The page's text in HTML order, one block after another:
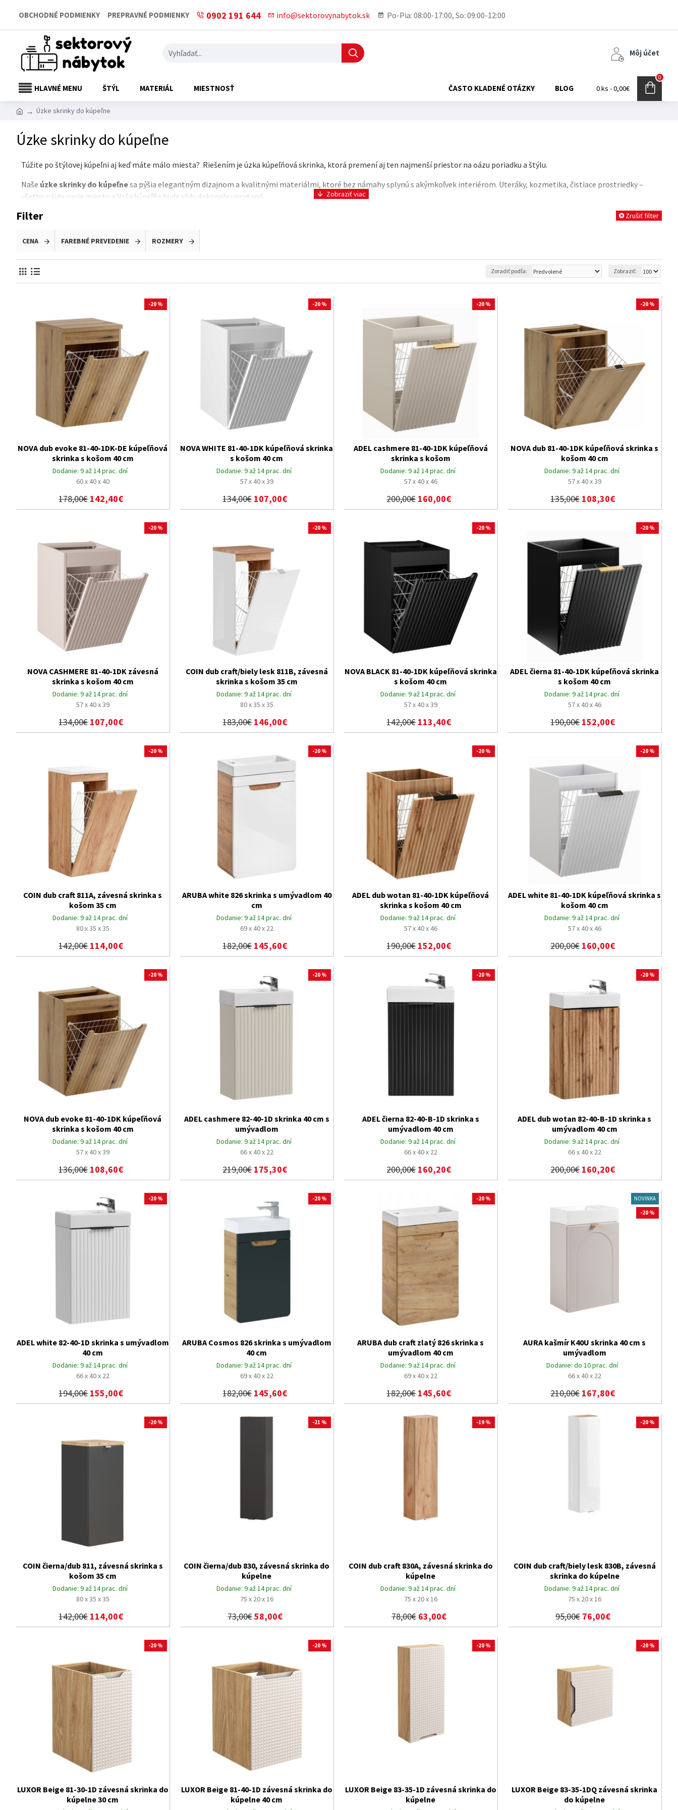
OBCHODNÉ PODMIENKY PREPRAVNÉ PODMIENKY 0902 191 644 info@sektorovynabytok.sk Po-Pia: 08:00-17:00, So: 09:00-12:00
Môj účet
HLAVNÉ MENU ŠTÝL MATERIÁL MIESTNOSŤ ČASTO KLADENÉ OTÁZKY BLOG 0 ks - 0,00€
0
Úzke skrinky do kúpeľne
Úzke skrinky do kúpeľne
Túžite po štýlovej kúpeľni aj keď máte málo miesta? Riešením je úzka kúpeľňová skrinka, ktorá premení aj ten najmenší priestor na oázu poriadku a štýlu.
Naše úzke skrinky do kúpeľnesa pýšia elegantným dizajnom a kvalitnými materiálmi, ktoré bez námahy splynú s akýmkoľvek interiérom. Uteráky, kozmetika, čistiace prostriedky –
všetko nájde svoje miesto a Vaša kúpeľňa bude vždy dokonale uprataná.
Pred kúpou si dôkladne zmerajte priestor, aby skrinka dokonale zapadla. Vyberte si materiál a dizajn, ktorý ladí s Vaším štýlom a existujúcim nábytkom. Premyslite si, čo všetko
potrebujete uskladniť a zvoľte skrinku s optimálnym počtom políc a zásuviek.
priestoru už dnes!
Filter Zrušiť filter
CENA ROZMERY
FAREBNÉ PREVEDENIE
Zoradiť podľa: Zobraziť:
-20 %
Dodanie: 9 až 14 prac. dní
60 x 40 x 40
NOVA dub evoke 81-40-1DK-DE kúpeľňová
skrinka s košom 40 cm
178,00€142,40€
-20 %
Dodanie: 9 až 14 prac. dní
57 x 40 x 39
NOVA WHITE 81-40-1DK kúpeľňová skrinka
s košom 40 cm
134,00€107,00€
-20 %
Dodanie: 9 až 14 prac. dní
57 x 40 x 46
ADEL cashmere 81-40-1DK kúpeľňová
skrinka s košom
200,00€160,00€
-20 %
Dodanie: 9 až 14 prac. dní
57 x 40 x 39
NOVA dub 81-40-1DK kúpeľňová skrinka s
košom 40 cm
135,00€108,30€
-20 %
Dodanie: 9 až 14 prac. dní
57 x 40 x 39
NOVA CASHMERE 81-40-1DK závesná
skrinka s košom 40 cm
134,00€107,00€
-20 %
Dodanie: 9 až 14 prac. dní
80 x 35 x 35
COIN dub craft/biely lesk 811B, závesná
skrinka s košom 35 cm
183,00€146,00€
-20 %
Dodanie: 9 až 14 prac. dní
57 x 40 x 39
NOVA BLACK 81-40-1DK kúpeľňová skrinka
s košom 40 cm
142,00€113,40€
-20 %
Dodanie: 9 až 14 prac. dní
57 x 40 x 46
ADEL čierna 81-40-1DK kúpeľňová skrinka
s košom 40 cm
190,00€152,00€
-20 %
Dodanie: 9 až 14 prac. dní
80 x 35 x 35
COIN dub craft 811A, závesná skrinka s
košom 35 cm
142,00€114,00€
-20 %
Dodanie: 9 až 14 prac. dní
69 x 40 x 22
ARUBA white 826 skrinka s umývadlom 40
cm
182,00€145,60€
-20 %
Dodanie: 9 až 14 prac. dní
57 x 40 x 46
ADEL dub wotan 81-40-1DK kúpeľňová
skrinka s košom 40 cm
190,00€152,00€
-20 %
Dodanie: 9 až 14 prac. dní
57 x 40 x 46
ADEL white 81-40-1DK kúpeľňová skrinka s
košom 40 cm
200,00€160,00€
-20 %
Dodanie: 9 až 14 prac. dní
57 x 40 x 39
NOVA dub evoke 81-40-1DK kúpeľňová
skrinka s košom 40 cm
136,00€108,60€
-20 %
Dodanie: 9 až 14 prac. dní
66 x 40 x 22
ADEL cashmere 82-40-1D skrinka 40 cm s
umývadlom
219,00€175,30€
-20 %
Dodanie: 9 až 14 prac. dní
66 x 40 x 22
ADEL čierna 82-40-B-1D skrinka s
umývadlom 40 cm
200,00€160,20€
-20 %
Dodanie: 9 až 14 prac. dní
66 x 40 x 22
ADEL dub wotan 82-40-B-1D skrinka s
umývadlom 40 cm
200,00€160,20€
-20 %
Dodanie: 9 až 14 prac. dní
66 x 40 x 22
ADEL white 82-40-1D skrinka s umývadlom
40 cm
194,00€155,00€
-20 %
Dodanie: 9 až 14 prac. dní
69 x 40 x 22
ARUBA Cosmos 826 skrinka s umývadlom
40 cm
182,00€145,60€
-20 %
Dodanie: 9 až 14 prac. dní
69 x 40 x 22
ARUBA dub craft zlatý 826 skrinka s
umývadlom 40 cm
182,00€145,60€
NOVINKA
-20 %
Dodanie: do 10 prac. dní
66 x 40 x 22
AURA kašmír K40U skrinka 40 cm s
umývadlom
210,00€167,80€
-20 %
Dodanie: 9 až 14 prac. dní
80 x 35 x 35
COIN čierna/dub 811, závesná skrinka s
košom 35 cm
142,00€114,00€
-21 %
Dodanie: 9 až 14 prac. dní
75 x 20 x 16
COIN čierna/dub 830, závesná skrinka do
kúpelne
73,00€58,00€
-19 %
Dodanie: 9 až 14 prac. dní
75 x 20 x 16
COIN dub craft 830A, závesná skrinka do
kúpelne
78,00€ 63,00€
-20 %
Dodanie: 9 až 14 prac. dní
75 x 20 x 16
COIN dub craft/biely lesk 830B, závesná
skrinka do kúpelne
95,00€ 76,00€
-20 %
LUXOR Beige 81-30-1D závesná skrinka do
kúpelne 30 cm
-20 %
LUXOR Beige 81-40-1D závesná skrinka do
kúpelne 40 cm
-20 %
LUXOR Beige 83-35-1D závesná skrinka do
kúpelne
-20 %
LUXOR Beige 83-35-1DQ závesná skrinka
do kúpelne